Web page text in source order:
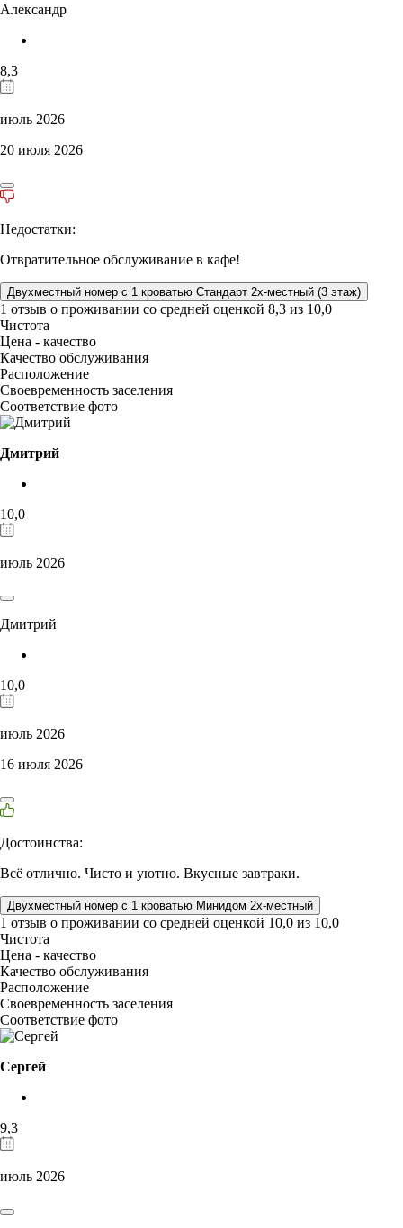
Александр
8,3
июль 2026
20 июля 2026
Недостатки:
Отвратительное обслуживание в кафе!
Двухместный номер с 1 кроватью Стандарт 2х-местный (3 этаж)
1 отзыв о проживании со средней оценкой 8,3 из 10,0
Чистота
Цена - качество
Качество обслуживания
Расположение
Своевременность заселения
Соответствие фото
Дмитрий
10,0
июль 2026
Дмитрий
10,0
июль 2026
16 июля 2026
Достоинства:
Всё отлично. Чисто и уютно. Вкусные завтраки.
Двухместный номер с 1 кроватью Минидом 2х-местный
1 отзыв о проживании со средней оценкой 10,0 из 10,0
Чистота
Цена - качество
Качество обслуживания
Расположение
Своевременность заселения
Соответствие фото
Сергей
9,3
июль 2026